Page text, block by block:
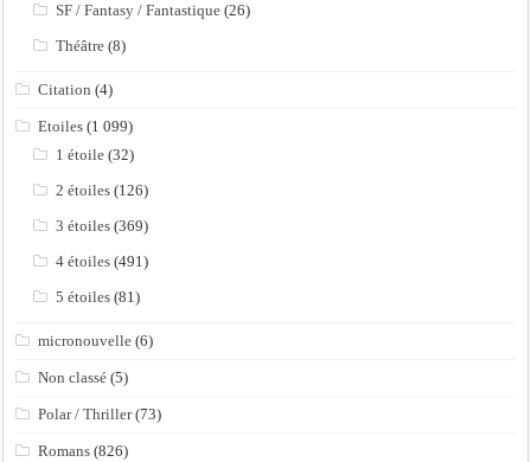
SF / Fantasy / Fantastique (26)
Théâtre (8)
Citation (4)
Etoiles (1 099)
1 étoile (32)
2 étoiles (126)
3 étoiles (369)
4 étoiles (491)
5 étoiles (81)
micronouvelle (6)
Non classé (5)
Polar / Thriller(73)
Romans (826)